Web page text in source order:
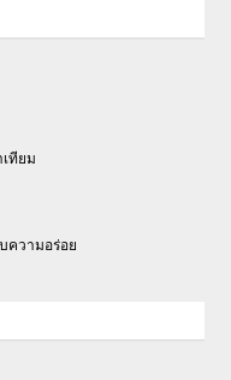
ทียม
ความอร่อย